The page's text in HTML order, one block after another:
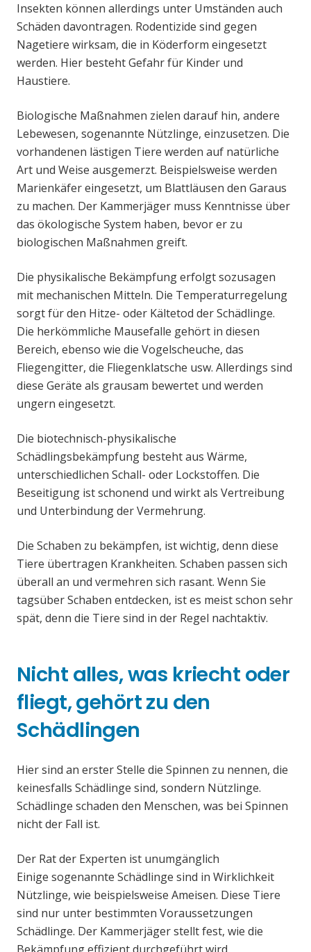
Insekten können allerdings unter Umständen auch
Schäden davontragen. Rodentizide sind gegen
Nagetiere wirksam, die in Köderform eingesetzt
werden. Hier besteht Gefahr für Kinder und
Haustiere.
Biologische Maßnahmen zielen darauf hin, andere
Lebewesen, sogenannte Nützlinge, einzusetzen. Die
vorhandenen lästigen Tiere werden auf natürliche
Art und Weise ausgemerzt. Beispielsweise werden
Marienkäfer eingesetzt, um Blattläusen den Garaus
zu machen. Der Kammerjäger muss Kenntnisse über
das ökologische System haben, bevor er zu
biologischen Maßnahmen greift.
Die physikalische Bekämpfung erfolgt sozusagen
mit mechanischen Mitteln. Die Temperaturregelung
sorgt für den Hitze- oder Kältetod der Schädlinge.
Die herkömmliche Mausefalle gehört in diesen
Bereich, ebenso wie die Vogelscheuche, das
Fliegengitter, die Fliegenklatsche usw. Allerdings sind
diese Geräte als grausam bewertet und werden
ungern eingesetzt.
Die biotechnisch-physikalische
Schädlingsbekämpfung besteht aus Wärme,
unterschiedlichen Schall- oder Lockstoffen. Die
Beseitigung ist schonend und wirkt als Vertreibung
und Unterbindung der Vermehrung.
Die Schaben zu bekämpfen, ist wichtig, denn diese
Tiere übertragen Krankheiten. Schaben passen sich
überall an und vermehren sich rasant. Wenn Sie
tagsüber Schaben entdecken, ist es meist schon sehr
spät, denn die Tiere sind in der Regel nachtaktiv.
Nicht alles, was kriecht oder
fliegt, gehört zu den
Schädlingen
Hier sind an erster Stelle die Spinnen zu nennen, die
keinesfalls Schädlinge sind, sondern Nützlinge.
Schädlinge schaden den Menschen, was bei Spinnen
nicht der Fall ist.
Der Rat der Experten ist unumgänglich
Einige sogenannte Schädlinge sind in Wirklichkeit
Nützlinge, wie beispielsweise Ameisen. Diese Tiere
sind nur unter bestimmten Voraussetzungen
Schädlinge. Der Kammerjäger stellt fest, wie die